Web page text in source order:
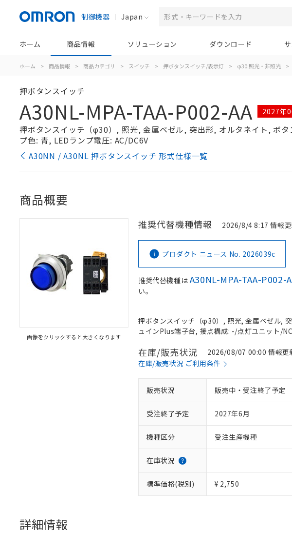
制御機器 Japan
ホーム 商品情報 ソリューション ダウンロード
ホーム > 商品情報 > 商品カテゴリ > スイッチ > 押ボタンスイッチ/表示灯 > φ30:照光・非照光 >
押ボタンスイッチ
A30NL-MPA-TAA-P002-AA 2027年
押ボタンスイッチ（φ30）, 照光, 金属ベゼル, 突出形, オルタネイト, ボ
プ色: 青, LEDランプ電圧: AC/DC6V
A30NN / A30NL 押ボタンスイッチ 形式仕様一覧
商品概要
画像をクリックすると大きくなります
推奨代替機種情報 2026/8/4 8:17 情報
プロダクト ニュース No. 2026039c
推奨代替機種はA30NL-MPA-TAA-P002-
い。
押ボタンスイッチ（φ30）, 照光, 金属ベゼル,
ュインPlus端子台, 接点構成: -/点灯ユニット/
在庫/販売状況
2026/08/07 00:00 情報更
在庫/販売状況 ご利用条件
販売状況 販売中・受注終了予定
受注終了予定 2027年6月
機種区分 受注生産機種
在庫状況
標準価格(税別) ¥ 2,750
詳細情報